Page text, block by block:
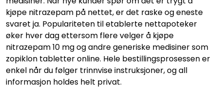
kjøpe nitrazepam på nettet, er det raske og eneste
svaret ja. Populariteten til etablerte nettapoteker
øker hver dag ettersom flere velger å kjøpe
nitrazepam 10 mg og andre generiske medisiner som
zopiklon tabletter online. Hele bestillingsprosessen er
enkel når du følger trinnvise instruksjoner, og all
informasjon holdes helt privat.